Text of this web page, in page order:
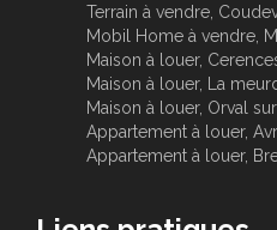
Terrain à vendre,
Mobil Home à vendre,
Maison à louer,
Maison à louer, La
Maison à louer, Orval
Appartement à louer,
Appartement à louer,